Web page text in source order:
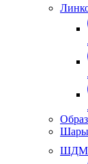
Шары
ШДМ